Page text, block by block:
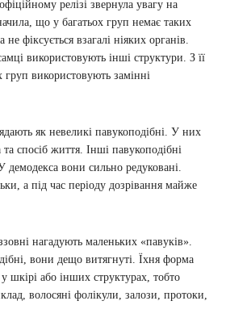
релізі звернула увагу на
що у багатьох груп немає таких
не фіксується взагалі ніяких органів.
використовують інші структури. З її
груп використовують замінні
як невеликі павукоподібні. У них
та спосіб життя. Інші павукоподібні
вони сильно редуковані.
а під час періоду дозрівання майже
нагадують маленьких «павуків».
вони дещо витягнуті. Їхня форма
шкірі або інших структурах, тобто
волосяні фолікули, залози, протоки,